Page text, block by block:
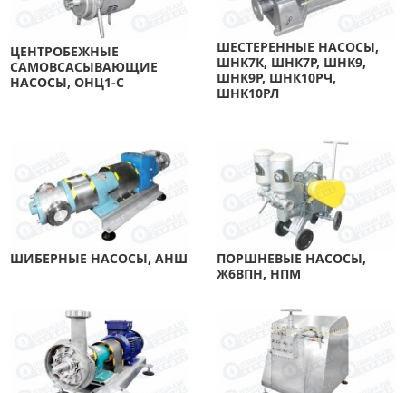
ЦЕНТРОБЕЖНЫЕ
САМОВСАСЫВАЮЩИЕ
НАСОСЫ, ОНЦ1-С
ШЕСТЕРЕННЫЕ НАСОСЫ,
ШНК7К, ШНК7Р, ШНК9,
ШНК9Р, ШНК10РЧ,
ШНК10РЛ
ШИБЕРНЫЕ НАСОСЫ, АНШ
ПОРШНЕВЫЕ НАСОСЫ,
Ж6ВПН, НПМ